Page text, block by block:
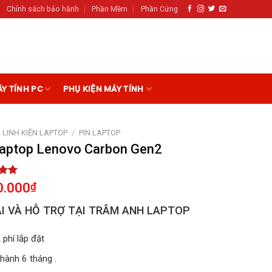
Chính sách bảo hành Phần Mềm Phần Cứng
TÍNH PC PHỤ KIỆN MÁY TÍNH
LINH KIỆN LAPTOP / PIN LAPTOP
Lenovo Carbon Gen2
₫
VÀ HỖ TRỢ TẠI TRÂM ANH LAPTOP
phí lắp đặt
6 tháng .